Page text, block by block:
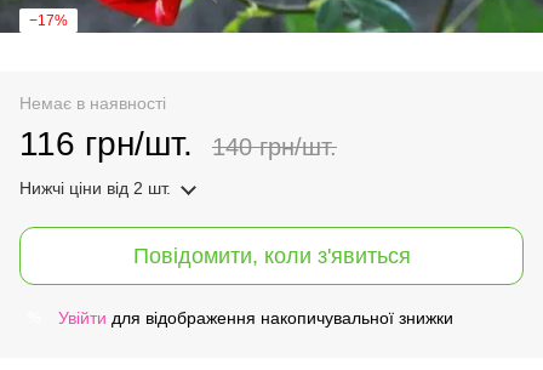
−17%
Немає в наявності
116 грн/шт. 140 грн/шт.
Нижчі ціни від 2 шт.
Повідомити, коли з'явиться
Увійти для відображення накопичувальної знижки